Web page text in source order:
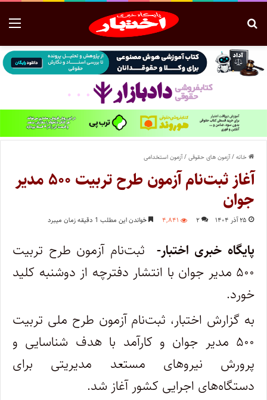
خانه/آزمون های حقوقی/آزمون استخدامی
آغاز ثبت‌نام آزمون طرح تربیت ۵۰۰ مدیر
جوان
۲۵ آذر ۱۴۰۴ ۲ ۴,۸۴۱ خواندن این مطلب 1 دقیقه زمان میبرد
پایگاه خبری اختبار- ثبت‌نام آزمون طرح تربیت
۵۰۰ مدیر جوان با انتشار دفترچه از دوشنبه کلید
خورد.
به گزارش اختبار، ثبت‌نام آزمون طرح ملی تربیت
۵۰۰ مدیر جوان و کارآمد با هدف شناسایی و
پرورش نیروهای مستعد مدیریتی برای
دستگاه‌های اجرایی کشور آغاز شد.